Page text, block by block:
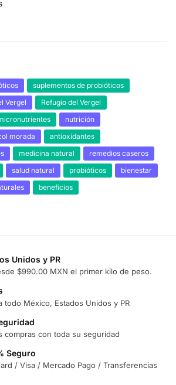
suplementos de probióticos
Vergel
Refugio del Vergel
nutrición
morada
antioxidantes
medicina natural
remedios caseros
salud natural probióticos
bienestar
beneficios
Unidos y PR
$990.00 MXN el primer kilo de peso.
todo México, Estados Unidos y PR
compras con toda su seguridad
Seguro
/ Visa / Mercado Pago / Transferencias